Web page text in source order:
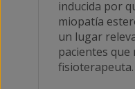
inducida por
miopatía
un lugar
pacientes que
fisioterapeuta.